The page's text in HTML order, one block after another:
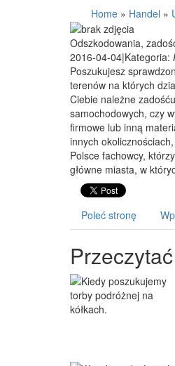
Home » Handel »
Odszkodowania,
2016-04-04|Kategoria:
Poszukujesz
terenów na których
Ciebie należne
samochodowych, czy
firmowe lub inną
innych
Polsce fachowcy,
główne miasta, w
Poleć stronę